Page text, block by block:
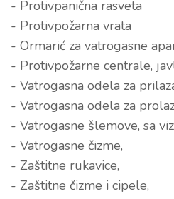
- Protivpanična rasveta
- Protivpožarna vrata
- Ormarić za vatrogasne
- Protivpožarne centrale,
- Vatrogasna odela za
- Vatrogasna odela za
- Vatrogasne šlemove, sa
- Vatrogasne čizme,
- Zaštitne rukavice,
- Zaštitne čizme i cipele,